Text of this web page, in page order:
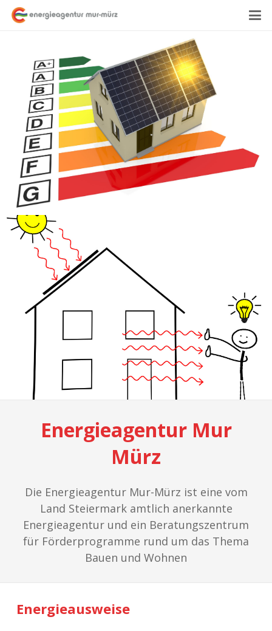
Energieagentur Mur
Mürz
Die Energieagentur Mur-Mürz ist eine vom
Land Steiermark amtlich anerkannte
Energieagentur und ein Beratungszentrum
für Förderprogramme rund um das Thema
Bauen und Wohnen
Energieausweise